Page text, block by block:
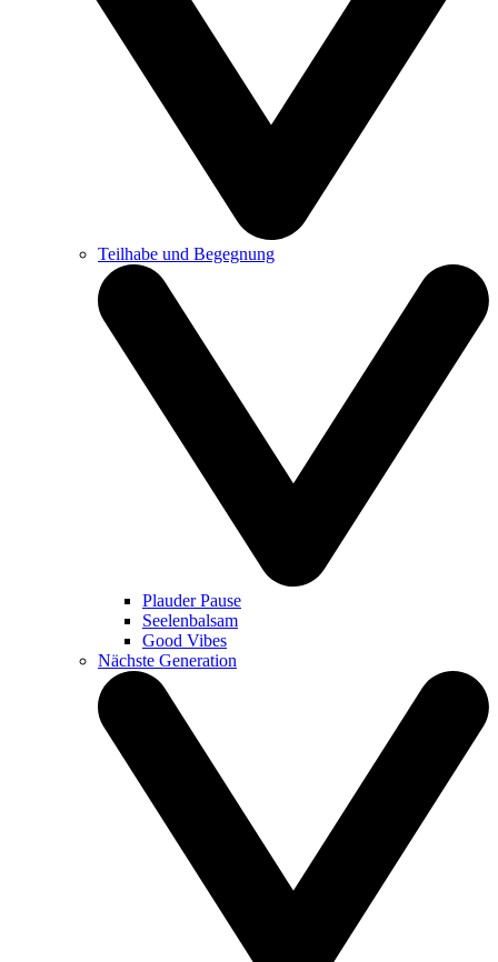
Teilhabe und Begegnung
Plauder Pause
Seelenbalsam
Good Vibes
Nächste Generation